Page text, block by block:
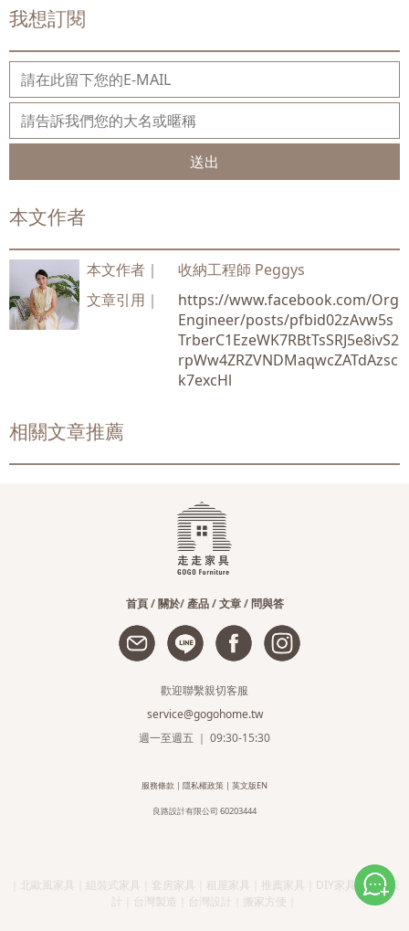
我想訂閱
送出
本文作者
本文作者｜
收納工程師 Peggys
文章引用｜
https://www.facebook.com/Org
Engineer/posts/pfbid02zAvw5s
TrberC1EzeWK7RBtTsSRJ5e8ivS2
rpWw4ZRZVNDMaqwcZATdAzsc
k7excHl
相關文章推薦
首頁/關於/產品/文章/問與答
歡迎聯繫親切客服
service@gogohome.tw
週一至週五 ｜ 09:30-15:30
服務條款 | 隱私權政策 | 英文版EN
良路設計有限公司 60203444
｜北歐風家具｜組裝式家具｜套房家具｜租屋家具｜推薦家具｜DIY家具｜簡約設
計｜台灣製造｜台灣設計｜搬家方便｜